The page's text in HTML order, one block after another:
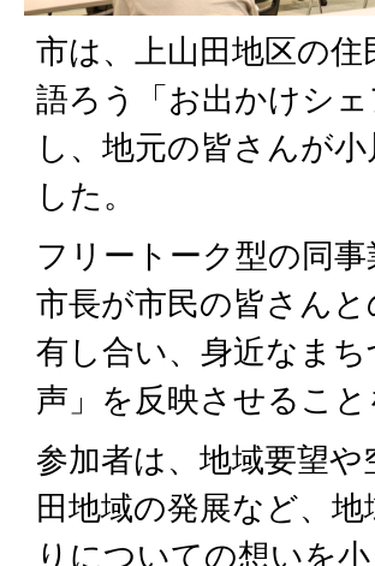
市は、上山田地区の
語ろう「お出かけシ
し、地元の皆さんが
した。
フリートーク型の同
市長が市民の皆さん
有し合い、身近なま
声」を反映させるこ
参加者は、地域要望
田地域の発展など、
りについての想いを